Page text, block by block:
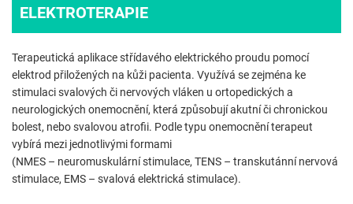
ELEKTROTERAPIE
Terapeutická aplikace střídavého elektrického proudu pomocí
elektrod přiložených na kůži pacienta. Využívá se zejména ke
stimulaci svalových či nervových vláken u ortopedických a
neurologických onemocnění, která způsobují akutní či chronickou
bolest, nebo svalovou atrofii. Podle typu onemocnění terapeut
vybírá mezi jednotlivými formami
(NMES – neuromuskulární stimulace, TENS – transkutánní nervová
stimulace, EMS – svalová elektrická stimulace).